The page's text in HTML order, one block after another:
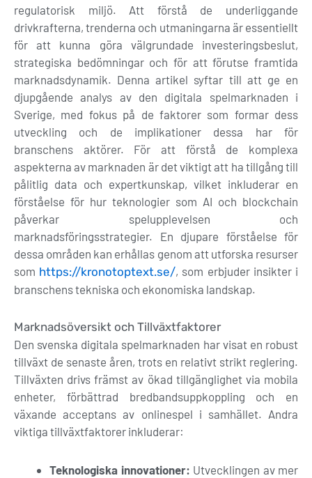
regulatorisk miljö. Att förstå de underliggande
drivkrafterna, trenderna och utmaningarna är essentiellt
för att kunna göra välgrundade investeringsbeslut,
strategiska bedömningar och för att förutse framtida
marknadsdynamik. Denna artikel syftar till att ge en
djupgående analys av den digitala spelmarknaden i
Sverige, med fokus på de faktorer som formar dess
utveckling och de implikationer dessa har för
branschens aktörer. För att förstå de komplexa
aspekterna av marknaden är det viktigt att ha tillgång till
pålitlig data och expertkunskap, vilket inkluderar en
förståelse för hur teknologier som AI och blockchain
påverkar spelupplevelsen och
marknadsföringsstrategier. En djupare förståelse för
dessa områden kan erhållas genom att utforska resurser
som https://kronotoptext.se/, som erbjuder insikter i
branschens tekniska och ekonomiska landskap.
Marknadsöversikt och Tillväxtfaktorer
Den svenska digitala spelmarknaden har visat en robust
tillväxt de senaste åren, trots en relativt strikt reglering.
Tillväxten drivs främst av ökad tillgänglighet via mobila
enheter, förbättrad bredbandsuppkoppling och en
växande acceptans av onlinespel i samhället. Andra
viktiga tillväxtfaktorer inkluderar:
Teknologiska innovationer: Utvecklingen av mer